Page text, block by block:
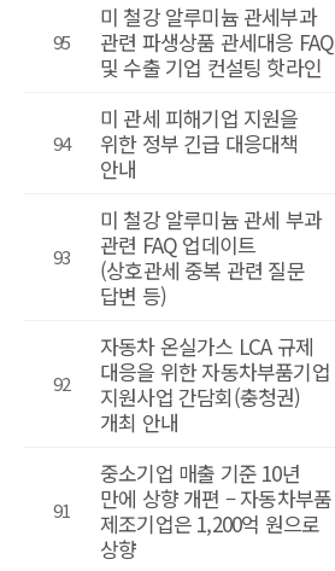
95
미 철강 알루미늄 관세부과
관련 파생상품 관세대응 FAQ
및 수출 기업 컨설팅 핫라인
94
미 관세 피해기업 지원을
위한 정부 긴급 대응대책
안내
93
미 철강 알루미늄 관세 부과
관련 FAQ 업데이트
(상호관세 중복 관련 질문
답변 등)
92
자동차 온실가스 LCA 규제
대응을 위한 자동차부품기업
지원사업 간담회(충청권)
개최 안내
91
중소기업 매출 기준 10년
만에 상향 개편 – 자동차부품
제조기업은 1,200억 원으로
상향